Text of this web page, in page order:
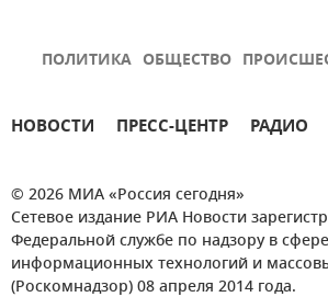
ПОЛИТИКА ОБЩЕСТВО
НОВОСТИ ПРЕСС-ЦЕНТР РАДИО
© 2026 МИА «Россия сегодня»
Сетевое издание РИА Новости
Федеральной службе по надзору в
информационных технологий и
(Роскомнадзор) 08 апреля 2014 года.